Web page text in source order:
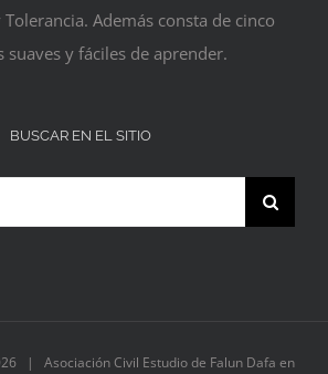
Además consta de cinco
suaves y fáciles de aprender.
BUSCAR EN EL SITIO
| Asociación Civil Estudio de Falun Dafa en